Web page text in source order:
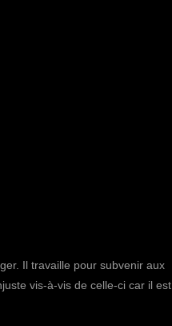
Il travaille pour subvenir aux
vis-à-vis de celle-ci car il est